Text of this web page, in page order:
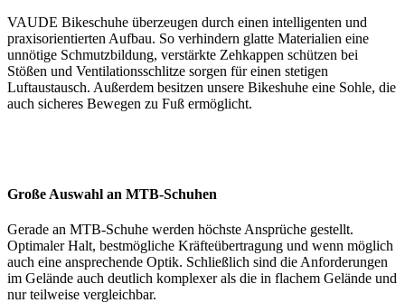
VAUDE Bikeschuhe überzeugen durch einen intelligenten und
praxisorientierten Aufbau. So verhindern glatte Materialien eine
unnötige Schmutzbildung, verstärkte Zehkappen schützen bei
Stößen und Ventilationsschlitze sorgen für einen stetigen
Luftaustausch. Außerdem besitzen unsere Bikeshuhe eine Sohle, die
auch sicheres Bewegen zu Fuß ermöglicht.
Große Auswahl an MTB-Schuhen
Gerade an MTB-Schuhe werden höchste Ansprüche gestellt.
Optimaler Halt, bestmögliche Kräfteübertragung und wenn möglich
auch eine ansprechende Optik. Schließlich sind die Anforderungen
im Gelände auch deutlich komplexer als die in flachem Gelände und
nur teilweise vergleichbar.